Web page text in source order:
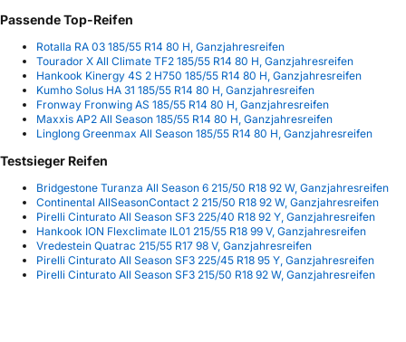
Passende Top-Reifen
Rotalla RA 03 185/55 R14 80 H, Ganzjahresreifen
Tourador X All Climate TF2 185/55 R14 80 H, Ganzjahresreifen
Hankook Kinergy 4S 2 H750 185/55 R14 80 H, Ganzjahresreifen
Kumho Solus HA 31 185/55 R14 80 H, Ganzjahresreifen
Fronway Fronwing AS 185/55 R14 80 H, Ganzjahresreifen
Maxxis AP2 All Season 185/55 R14 80 H, Ganzjahresreifen
Linglong Greenmax All Season 185/55 R14 80 H, Ganzjahresreifen
Testsieger Reifen
Bridgestone Turanza All Season 6 215/50 R18 92 W, Ganzjahresreifen
Continental AllSeasonContact 2 215/50 R18 92 W, Ganzjahresreifen
Pirelli Cinturato All Season SF3 225/40 R18 92 Y, Ganzjahresreifen
Hankook ION Flexclimate IL01 215/55 R18 99 V, Ganzjahresreifen
Vredestein Quatrac 215/55 R17 98 V, Ganzjahresreifen
Pirelli Cinturato All Season SF3 225/45 R18 95 Y, Ganzjahresreifen
Pirelli Cinturato All Season SF3 215/50 R18 92 W, Ganzjahresreifen